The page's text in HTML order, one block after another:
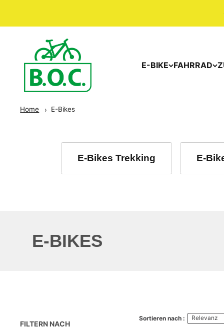
E-BIKE FAHRRAD
Home E-Bikes
E-Bikes Trekking E-
E-BIKES
FILTERN NACH
Sortieren nach : Relevanz